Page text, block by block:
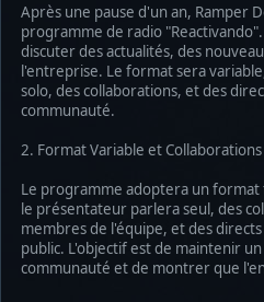
Après une pause d'un an, Ramper
programme de radio
discuter des actualités, des
l'entreprise. Le format sera
solo, des collaborations, et des
communauté.
2. Format Variable et Collaborations
Le programme adoptera un format
le présentateur parlera seul, des
membres de l'équipe, et des
public. L'objectif est de maintenir
communauté et de montrer que